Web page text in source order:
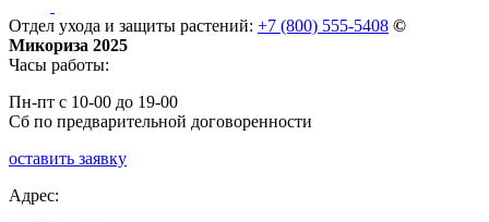
Отдел ухода и защиты растений: +7 (800) 555-5408 ©
Микориза 2025
Часы работы:
Пн-пт с 10-00 до 19-00
Сб по предварительной договоренности
оставить заявку
Адрес: